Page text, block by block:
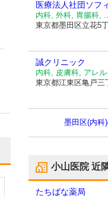
医療法人社団ソフ
内科, 外科, 胃腸科,
東京都墨田区立花5
誠クリニック
内科, 皮膚科, アレ
東京都江東区亀戸三
墨田区(内科
小山医院近
たちばな薬局